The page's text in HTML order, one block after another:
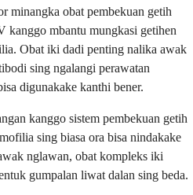
minangka obat pembekuan getih
kanggo mbantu mungkasi getihen
Obat iki dadi penting nalika awak
sing ngalangi perawatan
digunakake kanthi bener.
kanggo sistem pembekuan getih
sing biasa ora bisa nindakake
nglawan, obat kompleks iki
gumpalan liwat dalan sing beda.